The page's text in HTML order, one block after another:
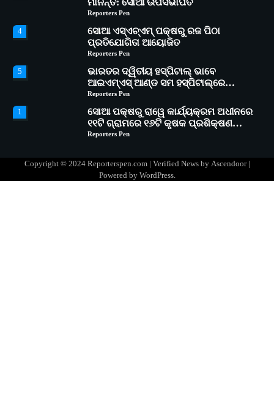
Reporters Pen
4
ସୋଆ ଏସ୍‌ଏଚ୍‌ଏମ୍ ପକ୍ଷରୁ ରଜ ପିଠା
ପ୍ରତିଯୋଗିତା ଆୟୋଜିତ
Reporters Pen
5
ଭାରତର ଦ୍ୱିତୀୟ ହସ୍ପିଟାଲ୍ ଭାବେ
ଆଇଏମ୍‌ଏସ୍ ଆଣ୍ଡ ସମ ହସ୍ପିଟାଲ୍‌ରେ
ଅତ୍ୟାଧୁନିକ ଡିଜିସ୍କାନର ସ୍ଥାପନ
Reporters Pen
1
ସୋଆ ପକ୍ଷରୁ ରାୱେ କାର୍ଯ୍ୟକ୍ରମ ଅଧୀନରେ
୧୧ଟି ଗ୍ରାମରେ ୧୬ଟି କୃଷକ ପ୍ରଶିକ୍ଷଣ
କାର୍ଯ୍ୟକ୍ରମ ଆୟୋଜିତ
Reporters Pen
ବିଶ୍ୱବିଦ୍ୟାଳୟର ସଫଳତା, ଉତ୍କର୍ଷତା ଓ
ଅଗ୍ରଗତିର ସ୍ମୃତିଚାରଣ
Reporters Pen
Copyright © 2024 Reporterspen.com | Verified News by Ascendoor|
Powered by WordPress.